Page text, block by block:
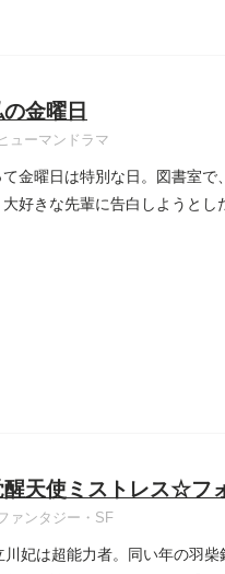
金曜日
ューマンドラマ
金曜日は特別な日。図書室
大好きな先輩に告白しようと
醒天使ミストレス☆フ
ァンタジー・SF
川妃は超能力者。同い年の羽